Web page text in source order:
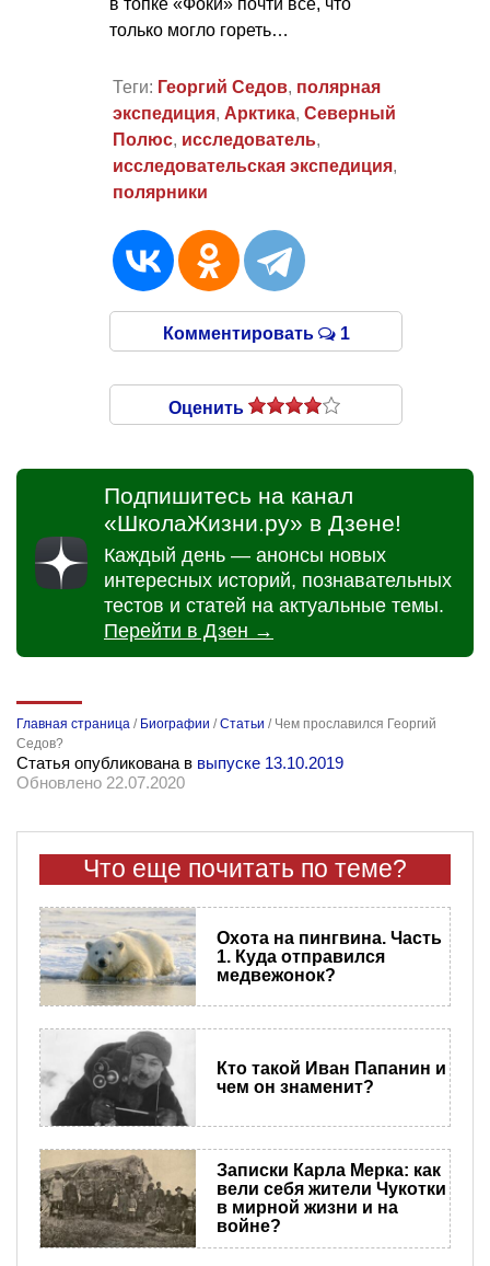
только могло гореть…
Теги: Георгий Седов, полярная
экспедиция, Арктика, Северный
Полюс, исследователь,
исследовательская экспедиция,
полярники
Комментировать 1
Оценить
Подпишитесь на канал
«ШколаЖизни.ру» в Дзене!
Каждый день — анонсы новых
интересных историй, познавательных
тестов и статей на актуальные темы.
Перейти в Дзен →
Главная страница / Биографии /Статьи / Чем прославился Георгий
Седов?
Статья опубликована в выпуске 13.10.2019
Обновлено 22.07.2020
Что еще почитать по теме?
Охота на пингвина. Часть
1. Куда отправился
медвежонок?
Кто такой Иван Папанин и
чем он знаменит?
Записки Карла Мерка: как
вели себя жители Чукотки
в мирной жизни и на
войне?